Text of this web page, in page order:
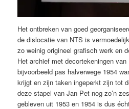
Het ontbreken van goed
de dislocatie van NTS is
zo weinig origineel grafisch werk en
Het archief met decortekeningen van
bijvoorbeeld pas halverwege 1954
krijgt en zijn taken ingeperkt zijn tot
deze stapel van Jan Pet nog zo’n
gebleven uit 1953 en 1954 is dus